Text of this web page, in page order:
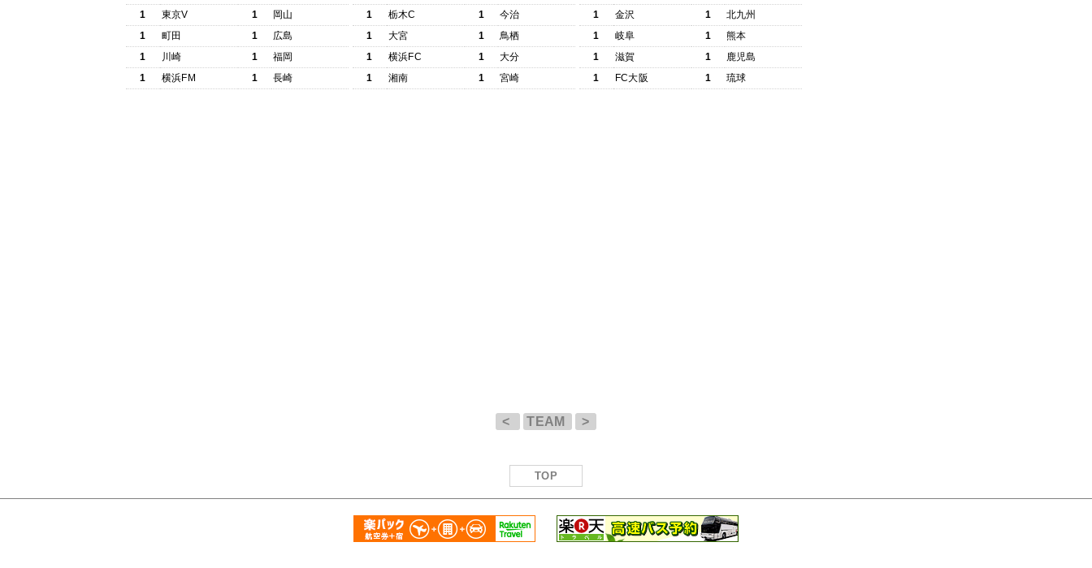
1
東京V 1
岡山
1
町田 1
広島
1
川崎 1
福岡
1
横浜FM 1 長崎
1
栃木C 1
今治
1
大宮 1
鳥栖
1
横浜FC 1
大分
1
湘南 1 宮崎
1
金沢 1
北九州
1
岐阜 1
熊本
1
滋賀 1
鹿児島
1
FC大阪 1 琉球
< TEAM >
TOP